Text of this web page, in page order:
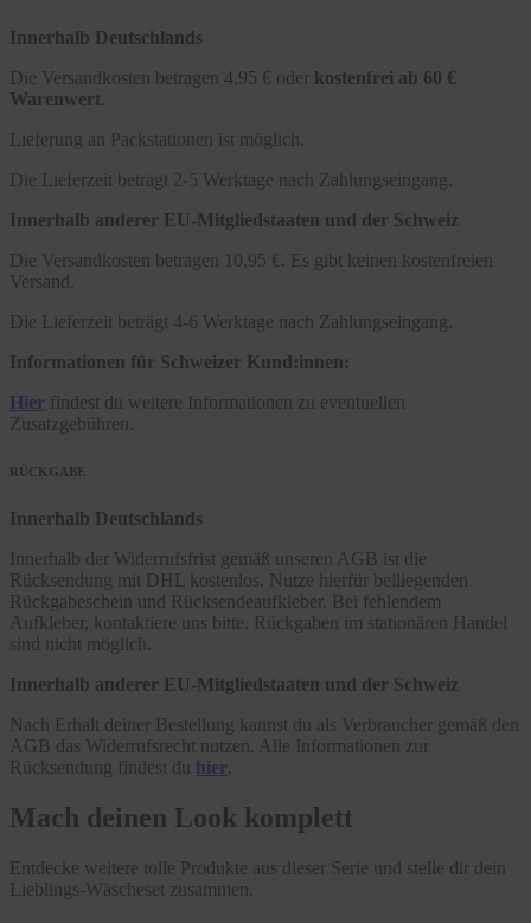
Innerhalb Deutschlands
Die Versandkosten betragen 4,95 € oder kostenfrei ab 60 €
Warenwert
Lieferung an Packstationen ist möglich.
Die Lieferzeit beträgt 2-5 Werktage nach Zahlungseingang.
Innerhalb anderer EU-Mitgliedstaaten und der Schweiz
Die Versandkosten betragen 10,95 €. Es gibt keinen kostenfreien
Versand.
Die Lieferzeit beträgt 4-6 Werktage nach Zahlungseingang.
Informationen für Schweizer Kund:innen:
Hier findest du weitere Informationen zu eventuellen
Zusatzgebühren.
RÜCKGABE
Innerhalb Deutschlands
Innerhalb der Widerrufsfrist gemäß unseren AGB ist die
Rücksendung mit DHL kostenlos. Nutze hierfür beiliegenden
Rückgabeschein und Rücksendeaufkleber. Bei fehlendem
Aufkleber, kontaktiere uns bitte. Rückgaben im stationären Handel
sind nicht möglich.
Innerhalb anderer EU-Mitgliedstaaten und der Schweiz
Nach Erhalt deiner Bestellung kannst du als Verbraucher gemäß den
AGB das Widerrufsrecht nutzen. Alle Informationen zur
Rücksendung findest du hier
Mach deinen Look komplett
Entdecke weitere tolle Produkte aus dieser Serie und stelle dir dein
Lieblings-Wäscheset zusammen.